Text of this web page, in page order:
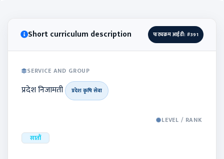
Short curriculum description पाठ्यक्रम आईडी: #391
SERVICE AND GROUP
प्रदेश निजामती प्रदेश कृषि सेवा
LEVEL / RANK
सातौं